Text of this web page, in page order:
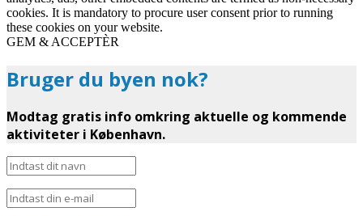
cookies. It is mandatory to procure user consent prior to running
these cookies on your website.
GEM & ACCEPTÈR
Bruger du byen nok?
Modtag gratis info omkring aktuelle og kommende
aktiviteter i København.